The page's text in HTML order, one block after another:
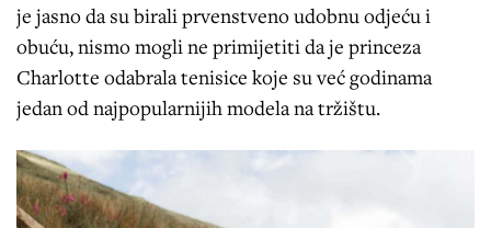
je jasno da su birali prvenstveno udobnu odjeću i
obuću, nismo mogli ne primijetiti da je princeza
Charlotte odabrala tenisice koje su već godinama
jedan od najpopularnijih modela na tržištu.